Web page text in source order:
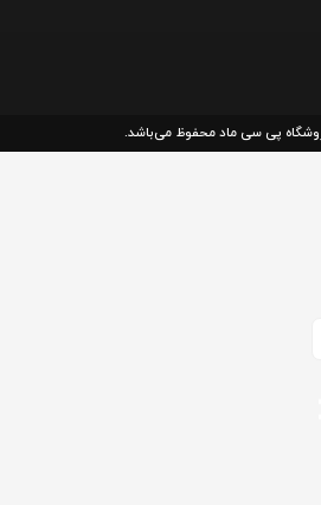
پی سی ماد محفوظ می‌باشد.